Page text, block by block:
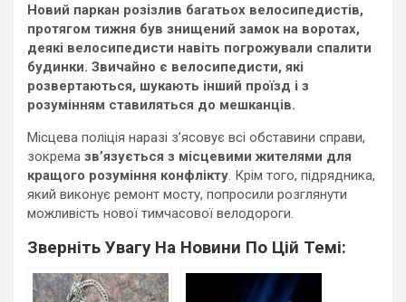
Новий паркан розізлив багатьох велосипедистів,
протягом тижня був знищений замок на воротах,
деякі велосипедисти навіть погрожували спалити
будинки. Звичайно є велосипедисти, які
розвертаються, шукають інший проїзд і з
розумінням ставиляться до мешканців.
Місцева поліція наразі з’ясовує всі обставини справи,
зокрема зв’язується з місцевими жителями для
кращого розуміння конфлікту. Крім того, підрядника,
який виконує ремонт мосту, попросили розглянути
можливість нової тимчасової велодороги.
Зверніть Увагу На Новини По Цій Темі: